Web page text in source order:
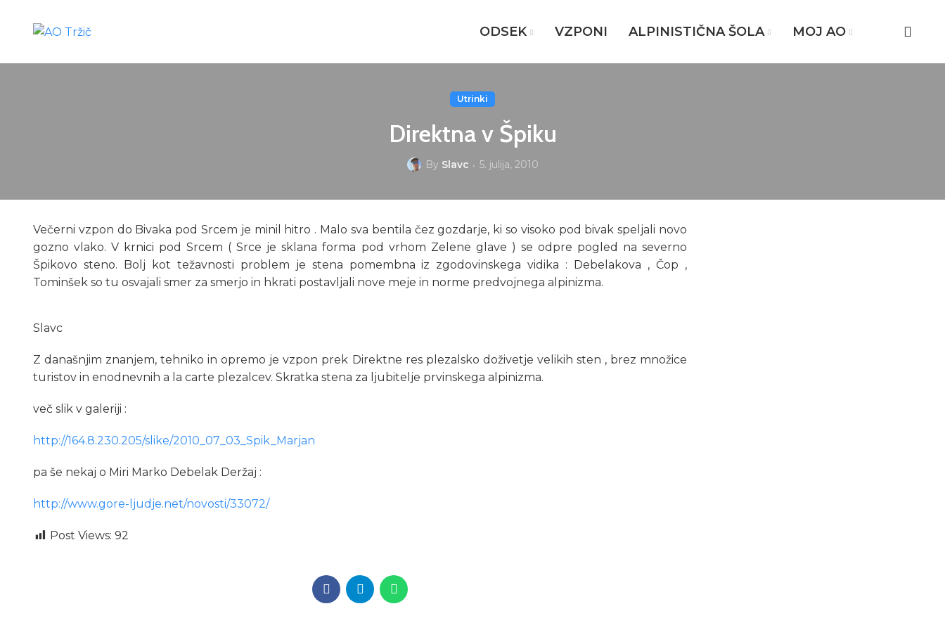
ODSEK VZPONI ALPINISTIČNA ŠOLA MOJ AO
Utrinki
Direktna v Špiku
By Slavc 5. julija, 2010
Večerni vzpon do Bivaka pod Srcem je minil hitro . Malo sva bentila čez gozdarje, ki so visoko pod bivak speljali novo
gozno vlako. V krnici pod Srcem ( Srce je sklana forma pod vrhom Zelene glave ) se odpre pogled na severno
Špikovo steno. Bolj kot težavnosti problem je stena pomembna iz zgodovinskega vidika : Debelakova , Čop ,
Tominšek so tu osvajali smer za smerjo in hkrati postavljali nove meje in norme predvojnega alpinizma.
Slavc
Z današnjim znanjem, tehniko in opremo je vzpon prek Direktne res plezalsko doživetje velikih sten , brez množice
turistov in enodnevnih a la carte plezalcev. Skratka stena za ljubitelje prvinskega alpinizma.
več slik v galeriji :
http://164.8.230.205/slike/2010_07_03_Spik_Marjan
pa še nekaj o Miri Marko Debelak Deržaj :
http://www.gore-ljudje.net/novosti/33072/
Post Views: 92